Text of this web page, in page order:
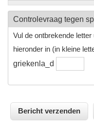
Controlevraag tegen
Vul de ontbrekende
hieronder in (in kleine
griekenla_d